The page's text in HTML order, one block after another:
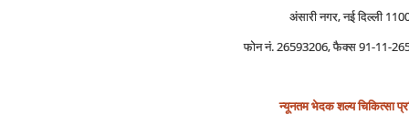
अंसारी नगर, नई दिल्‍ली
फोन नं. 26593206, फैक्‍स 91-11-
न्‍यूनतम भेदक शल्‍य चिकित्‍सा